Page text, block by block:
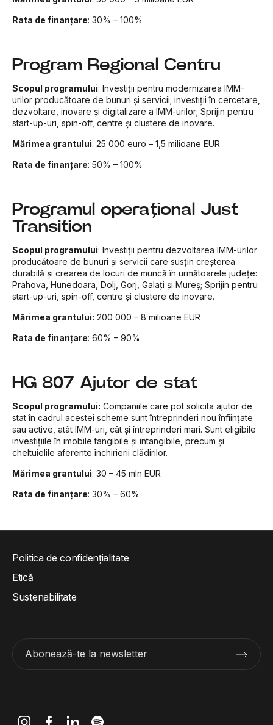
Rata de finanțare: 30% – 100%
Program Regional Centru
Scopul programului: Investiții pentru modernizarea IMM-
urilor producătoare de bunuri și servicii; investiții în cercetare,
dezvoltare, inovare și digitalizare a IMM-urilor; Sprijin pentru
start-up-uri, spin-off, centre și clustere de inovare.
Mărimea grantului: 25 000 euro – 1,5 milioane EUR
Rata de finanțare: 50% – 100%
Programul operațional Just
Transition
Scopul programului: Investiții pentru dezvoltarea IMM-urilor
producătoare de bunuri și servicii care susțin creșterea
durabilă și crearea de locuri de muncă în următoarele județe:
Prahova, Hunedoara, Dolj, Gorj, Galați și Mureș; Sprijin pentru
start-up-uri, spin-off, centre și clustere de inovare.
Mărimea grantului: 200 000 – 8 milioane EUR
Rata de finanțare: 60% – 90%
HG 807 Ajutor de stat
Scopul programului: Companiile care pot solicita ajutor de
stat în cadrul acestei scheme sunt întreprinderi nou înființate
sau active, atât IMM-uri, cât și întreprinderi mari. Sunt eligibile
investițiile în imobile tangibile și intangibile, precum și
cheltuielile aferente închirierii clădirilor.
Mărimea grantului: 30 – 45 mln EUR
Rata de finanțare: 30% – 60%
Abonează-te la newsletter
Politica de confidențialitate
Etică
Sustenabilitate